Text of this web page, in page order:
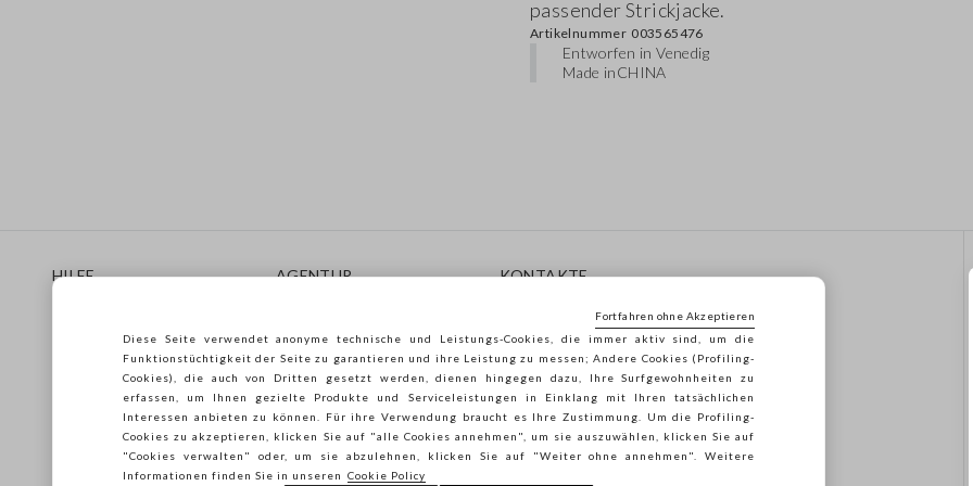
passender Strickjacke.
Artikelnummer 003565476
Entworfen in Venedig
Made inCHINA
HILFE
Lieferungen
Rücksendungen
Care Guide
Leitfaden zur Größe
AGENTUR
Verkaufsbedingungen
Franchsing
Accessibility
Nachhaltigkeit
KONTAKTE
Senden Sie Uns Eine E-Mail
Folgen Sie Ihrer
Bestellung/Rücksendung
Diese Seite verwendet anonyme technische und Leistungs-Cookies, die immer aktiv sind, um die
Funktionstüchtigkeit der Seite zu garantieren und ihre Leistung zu messen; Andere Cookies (Profiling-
Cookies), die auch von Dritten gesetzt werden, dienen hingegen dazu, Ihre Surfgewohnheiten zu
erfassen, um Ihnen gezielte Produkte und Serviceleistungen in Einklang mit Ihren tatsächlichen
Interessen anbieten zu können. Für ihre Verwendung braucht es Ihre Zustimmung. Um die Profiling-
Cookies zu akzeptieren, klicken Sie auf "alle Cookies annehmen", um sie auszuwählen, klicken Sie auf
"Cookies verwalten" oder, um sie abzulehnen, klicken Sie auf "Weiter ohne annehmen". Weitere
Informationen finden Sie in unseren Cookie Policy
Fortfahren ohne Akzeptieren